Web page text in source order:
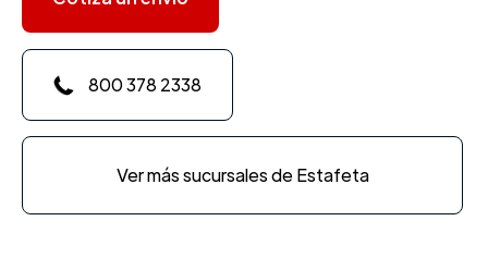
800 378 2338
Ver más sucursales de Estafeta